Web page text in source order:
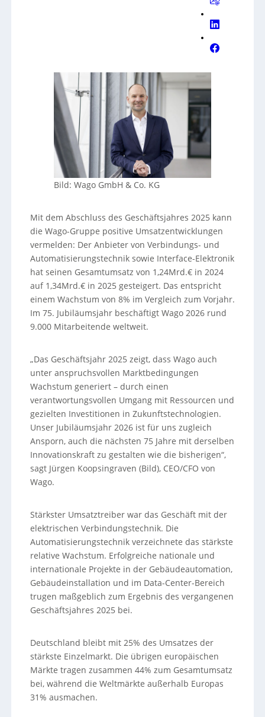
Bild: Wago GmbH & Co. KG
Mit dem Abschluss des Geschäftsjahres 2025 kann
die Wago-Gruppe positive Umsatzentwicklungen
vermelden: Der Anbieter von Verbindungs- und
Automatisierungstechnik sowie Interface-Elektronik
hat seinen Gesamtumsatz von 1,24Mrd.€ in 2024
auf 1,34Mrd.€ in 2025 gesteigert. Das entspricht
einem Wachstum von 8% im Vergleich zum Vorjahr.
Im 75. Jubiläumsjahr beschäftigt Wago 2026 rund
9.000 Mitarbeitende weltweit.
„Das Geschäftsjahr 2025 zeigt, dass Wago auch
unter anspruchsvollen Marktbedingungen
Wachstum generiert – durch einen
verantwortungsvollen Umgang mit Ressourcen und
gezielten Investitionen in Zukunftstechnologien.
Unser Jubiläumsjahr 2026 ist für uns zugleich
Ansporn, auch die nächsten 75 Jahre mit derselben
Innovationskraft zu gestalten wie die bisherigen“,
sagt Jürgen Koopsingraven (Bild), CEO/CFO von
Wago.
Stärkster Umsatztreiber war das Geschäft mit der
elektrischen Verbindungstechnik. Die
Automatisierungstechnik verzeichnete das stärkste
relative Wachstum. Erfolgreiche nationale und
internationale Projekte in der Gebäudeautomation,
Gebäudeinstallation und im Data-Center-Bereich
trugen maßgeblich zum Ergebnis des vergangenen
Geschäftsjahres 2025 bei.
Deutschland bleibt mit 25% des Umsatzes der
stärkste Einzelmarkt. Die übrigen europäischen
Märkte tragen zusammen 44% zum Gesamtumsatz
bei, während die Weltmärkte außerhalb Europas
31% ausmachen.